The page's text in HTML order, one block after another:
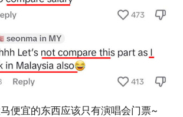
便宜的东西应该只有演唱会门票~